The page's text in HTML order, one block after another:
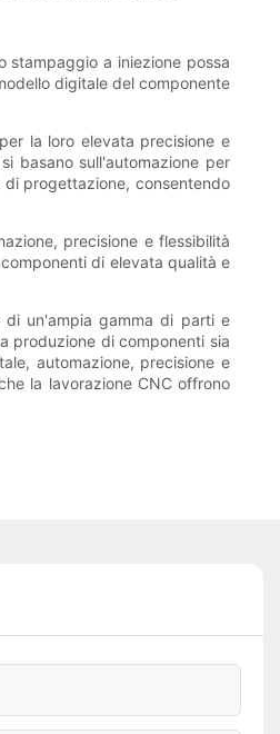
stampaggio a iniezione possa
digitale del componente
la loro elevata precisione e
basano sull'automazione per
progettazione, consentendo
precisione e flessibilità
di elevata qualità e
di un'ampia gamma di parti e
produzione di componenti sia
automazione, precisione e
la lavorazione CNC offrono